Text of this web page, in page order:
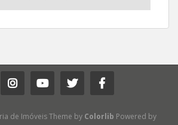
de Imóveis Theme by Colorlib Powered by